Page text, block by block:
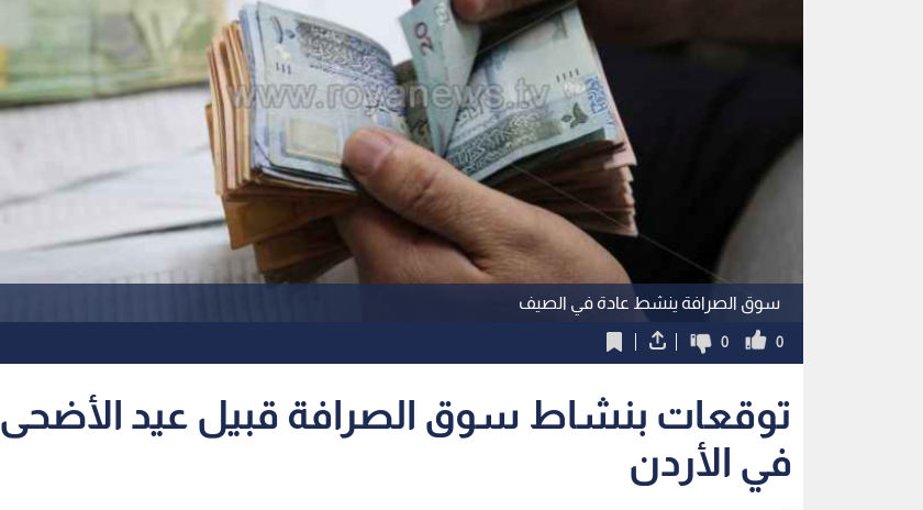
سوق الصرافة ينشط عادة في الصيف
0
0
توقعات بنشاط سوق الصرافة قبيل عيد الأضحى
في الأردن